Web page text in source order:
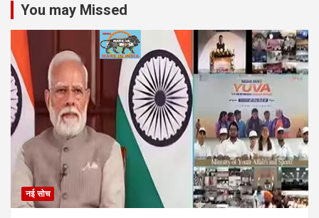
You may Missed
नई सोच